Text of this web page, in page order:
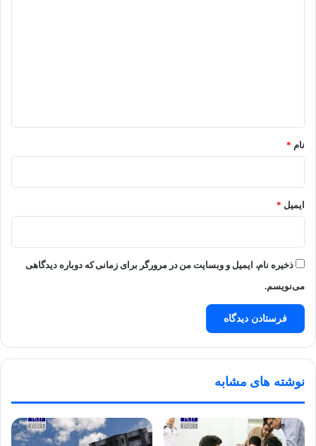
نام *
ایمیل *
ذخیره نام، ایمیل و وبسایت من در مرورگر برای زمانی که دوباره دیدگاهی
می‌نویسم.
نوشته های مشابه